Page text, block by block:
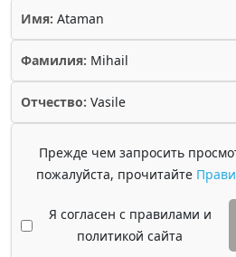
Имя: Ataman
Фамилия: Mihail
Отчество: Vasile
Прежде чем запросить
пожалуйста, прочитайте
Я согласен с правилами и
политикой сайта